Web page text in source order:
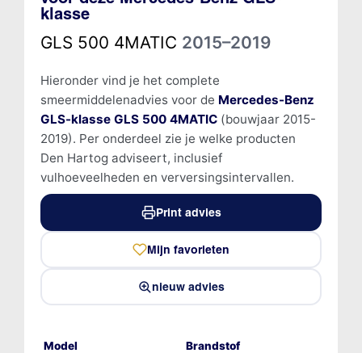
klasse
GLS 500 4MATIC 2015–2019
Hieronder vind je het complete
smeermiddelenadvies voor de Mercedes-Benz
GLS-klasse GLS 500 4MATIC(bouwjaar 2015-
2019). Per onderdeel zie je welke producten
Den Hartog adviseert, inclusief
vulhoeveelheden en verversingsintervallen.
Print advies
Mijn favorieten
nieuw advies
Model Brandstof